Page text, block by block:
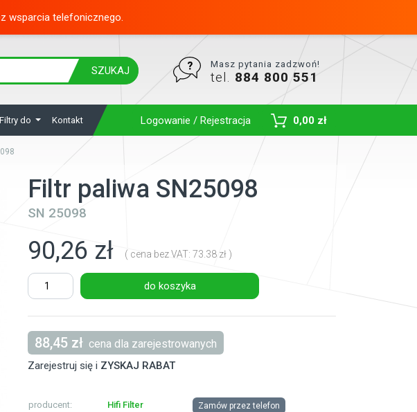
wsparcia telefonicznego.
SZUKAJ
Masz pytania zadzwoń!
tel. 884 800 551
Filtry do Kontakt Logowanie / Rejestracja 0,00 zł
Filtr paliwa SN25098
SN 25098
90,26 zł ( cena bez VAT: 73.38 zł )
do koszyka
88,45 zł cena dla zarejestrowanych
Zarejestruj się i ZYSKAJ RABAT
producent:
Hifi Filter
Zamów przez telefon